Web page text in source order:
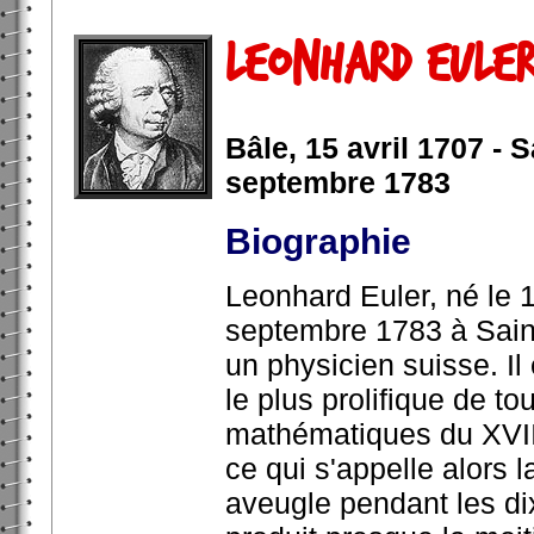
Leonhard
Bâle, 15 avril 1707 -
septembre 1783
Biographie
Leonhard Euler, né le
septembre 1783 à
un physicien suisse. Il
le plus prolifique de
mathématiques du
ce qui s'appelle alors
aveugle pendant les